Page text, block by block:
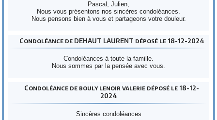
Pascal, Julien,
Nous vous présentons nos sincères condoléances.
Nous pensons bien à vous et partageons votre douleur.
Condoléance de DEHAUT LAURENT déposé le 18-12-2024
Condoléances à toute la famille.
Nous sommes par la pensée avec vous.
Condoléance de bouly lenoir valerie déposé le 18-12-
2024
Sincères condoléances